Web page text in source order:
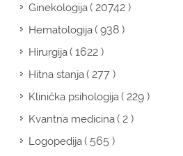
Ginekologija( 20742 )
Hematologija( 938 )
Hirurgija( 1622 )
Hitna stanja( 277 )
Klinička psihologija( 229 )
Kvantna medicina( 2 )
Logopedija( 565 )